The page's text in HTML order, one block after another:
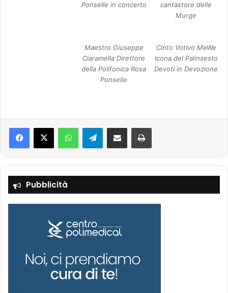
Ponselle in concerto
cantastore delle
Murge
Maestro Giuseppe
Ciaramella Direttore
della Polifonica Rosa
Ponselle
Cinto Votivo MeWe
Icona del Palinsesto
Devoti in Devozione
Telegram
Pubblicità